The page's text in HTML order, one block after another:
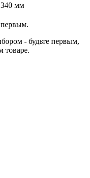
мм
- будьте первым,
товаре.